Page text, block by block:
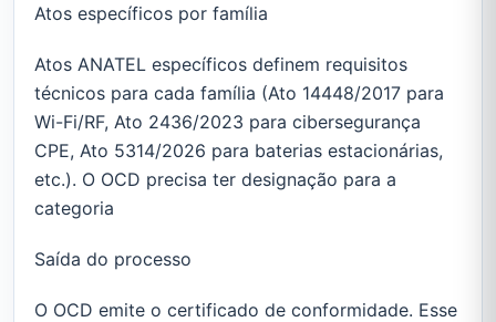
Atos específicos por família
Atos ANATEL específicos definem requisitos
técnicos para cada família (Ato 14448/2017 para
Wi-Fi/RF, Ato 2436/2023 para cibersegurança
CPE, Ato 5314/2026 para baterias estacionárias,
etc.). O OCD precisa ter designação para a
categoria
Saída do processo
O OCD emite o certificado de conformidade. Esse